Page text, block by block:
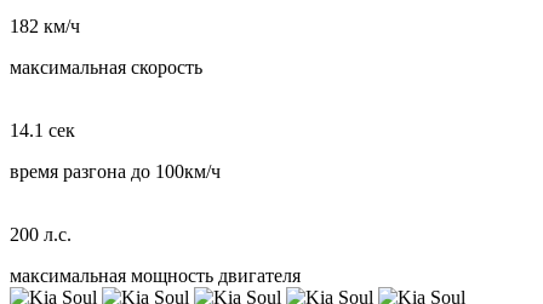
182 км/ч
максимальная скорость
14.1 сек
время разгона до 100км/ч
200 л.с.
максимальная мощность двигателя